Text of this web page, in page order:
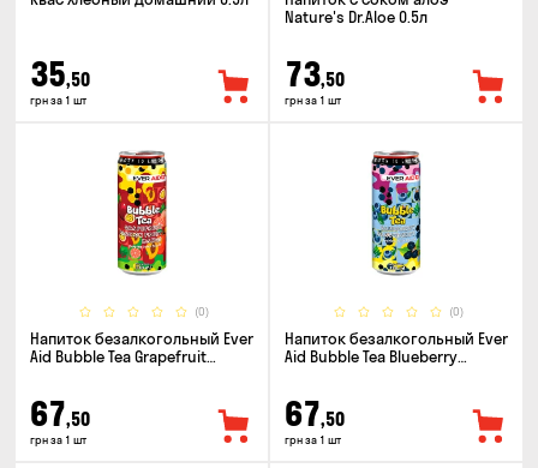
35,50
грн за 1 шт
Nature's Dr.Aloe 0.5л
73,50
грн за 1 шт
(0)
Напиток безалкогольный Ever
Aid Bubble Tea Grapefruit
67,50
грн за 1 шт
(0)
Напиток безалкогольный Ever
Aid Bubble Tea Blueberry
67,50
грн за 1 шт